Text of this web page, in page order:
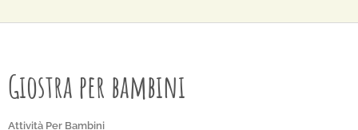
Giostra per bambini
Attività Per Bambini